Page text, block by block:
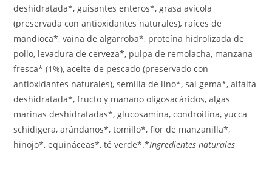
deshidratada*, guisantes enteros*, grasa avícola
(preservada con antioxidantes naturales), raíces de
mandioca*, vaina de algarroba*, proteína hidrolizada de
pollo, levadura de cerveza*, pulpa de remolacha, manzana
fresca* (1%), aceite de pescado (preservado con
antioxidantes naturales), semilla de lino*, sal gema*, alfalfa
deshidratada*, fructo y manano oligosacáridos, algas
marinas deshidratadas*, glucosamina, condroitina, yucca
schidigera, arándanos*, tomillo*, flor de manzanilla*,
hinojo*, equináceas*, té verde*.*Ingredientes naturales